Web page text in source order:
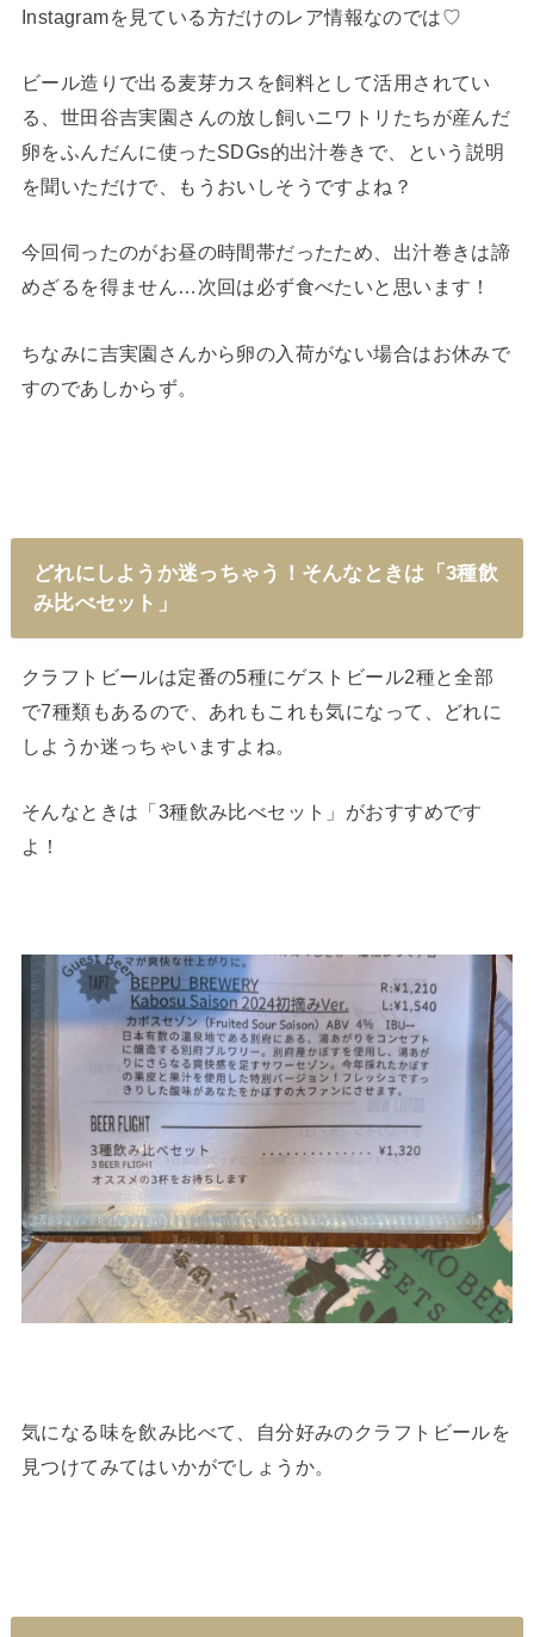
Instagramを見ている方だけのレア情報なのでは♡
ビール造りで出る麦芽カスを飼料として活用されてい
る、世田谷吉実園さんの放し飼いニワトリたちが産んだ
卵をふんだんに使ったSDGs的出汁巻きで、という説明
を聞いただけで、もうおいしそうですよね？
今回伺ったのがお昼の時間帯だったため、出汁巻きは諦
めざるを得ません…次回は必ず食べたいと思います！
ちなみに吉実園さんから卵の入荷がない場合はお休みで
すのであしからず。
どれにしようか迷っちゃう！そんなときは「3種飲
み比べセット」
クラフトビールは定番の5種にゲストビール2種と全部
で7種類もあるので、あれもこれも気になって、どれに
しようか迷っちゃいますよね。
そんなときは「3種飲み比べセット」がおすすめです
よ！
気になる味を飲み比べて、自分好みのクラフトビールを
見つけてみてはいかがでしょうか。